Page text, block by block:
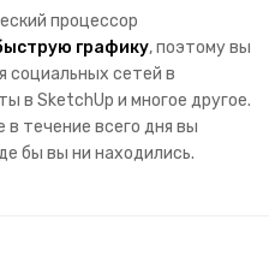
процессор
графику, поэтому вы
социальных сетей в
в SketchUp и многое другое.
в течение всего дня вы
бы вы ни находились.